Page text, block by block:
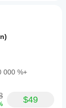
000 %+
$49